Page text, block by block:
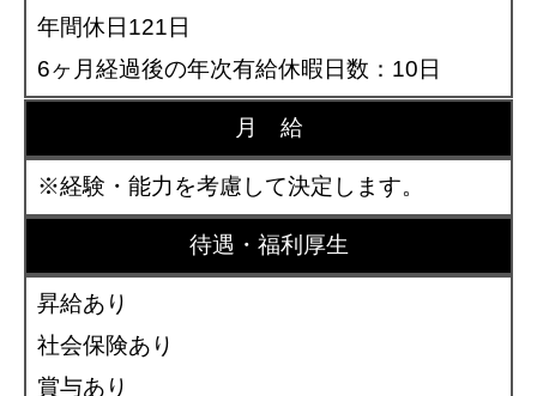
年間休日121日
6ヶ月経過後の年次有給休暇日数：10日
月 給
※経験・能力を考慮して決定します。
待遇・福利厚生
昇給あり
社会保険あり
賞与あり